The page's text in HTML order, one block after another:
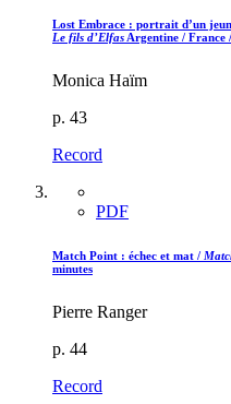
Lost Embrace : portrait d’un
Le fils d’Elfas Argentine / France
Monica Haïm
p. 43
Record
PDF
Match Point : échec et mat /
minutes
Pierre Ranger
p. 44
Record